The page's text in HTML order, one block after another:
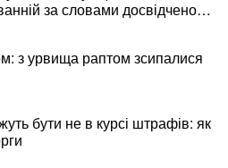
за словами досвідченої
з урвища раптом зсипалися
бути не в курсі штрафів: як